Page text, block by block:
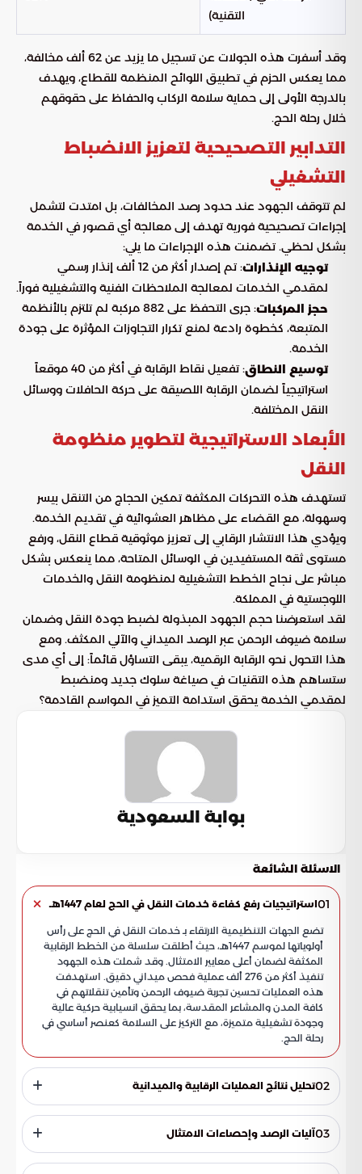
التقنية)
وقد أسفرت هذه الجولات عن تسجيل ما يزيد عن 62 ألف مخالفة،
مما يعكس الحزم في تطبيق اللوائح المنظمة للقطاع، ويهدف
بالدرجة الأولى إلى حماية سلامة الركاب والحفاظ على حقوقهم
خلال رحلة الحج.
التدابير التصحيحية لتعزيز الانضباط
التشغيلي
لم تتوقف الجهود عند حدود رصد المخالفات، بل امتدت لتشمل
إجراءات تصحيحية فورية تهدف إلى معالجة أي قصور في الخدمة
بشكل لحظي. تضمنت هذه الإجراءات ما يلي:
توجيه الإنذارات
: تم إصدار أكثر من 12 ألف إنذار رسمي
لمقدمي الخدمات لمعالجة الملاحظات الفنية والتشغيلية فوراً.
حجز المركبات
: جرى التحفظ على 882 مركبة لم تلتزم بالأنظمة
المتبعة، كخطوة رادعة لمنع تكرار التجاوزات المؤثرة على جودة
الخدمة.
توسيع النطاق
: تفعيل نقاط الرقابة في أكثر من 40 موقعاً
استراتيجياً لضمان الرقابة اللصيقة على حركة الحافلات ووسائل
النقل المختلفة.
الأبعاد الاستراتيجية لتطوير منظومة
النقل
تستهدف هذه التحركات المكثفة تمكين الحجاج من التنقل بيسر
وسهولة، مع القضاء على مظاهر العشوائية في تقديم الخدمة.
ويؤدي هذا الانتشار الرقابي إلى تعزيز موثوقية قطاع النقل، ورفع
مستوى ثقة المستفيدين في الوسائل المتاحة، مما ينعكس بشكل
مباشر على نجاح الخطط التشغيلية لمنظومة النقل والخدمات
اللوجستية في المملكة.
لقد استعرضنا حجم الجهود المبذولة لضبط جودة النقل وضمان
سلامة ضيوف الرحمن عبر الرصد الميداني والآلي المكثف. ومع
هذا التحول نحو الرقابة الرقمية، يبقى التساؤل قائماً: إلى أي مدى
ستساهم هذه التقنيات في صياغة سلوك جديد ومنضبط
لمقدمي الخدمة يحقق استدامة التميز في المواسم القادمة؟
بوابة السعودية
الاسئلة الشائعة
01استراتيجيات رفع كفاءة خدمات النقل في الحج لعام 1447هـ
تضع الجهات التنظيمية الارتقاء بـ خدمات النقل في الحج على رأس
أولوياتها لموسم 1447هـ، حيث أطلقت سلسلة من الخطط الرقابية
المكثفة لضمان أعلى معايير الامتثال. وقد شملت هذه الجهود
تنفيذ أكثر من 276 ألف عملية فحص ميداني دقيق. استهدفت
هذه العمليات تحسين تجربة ضيوف الرحمن وتأمين تنقلاتهم في
كافة المدن والمشاعر المقدسة، بما يحقق انسيابية حركية عالية
وجودة تشغيلية متميزة، مع التركيز على السلامة كعنصر أساسي في
رحلة الحج.
02تحليل نتائج العمليات الرقابية والميدانية
النطاق لمراقبة الأداء وضبط التجاوزات. اعتمدت هذه العمليات
على مزيج بين الكوادر البشرية المؤهلة والتقنيات الذكية، مما ساهم
03آليات الرصد وإحصاءات الامتثال